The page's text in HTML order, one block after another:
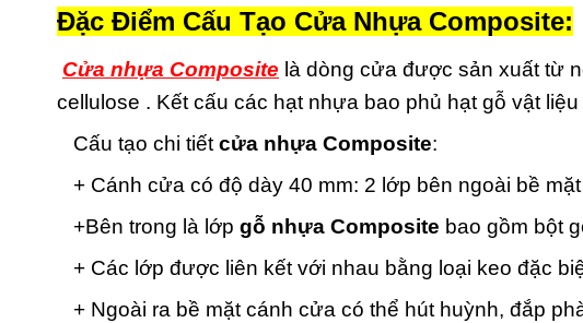
Đặc Điểm Cấu Tạo Cửa Nhựa Composite:
Cửa nhựa Composite là dòng cửa được sản xuất từ
cellulose . Kết cấu các hạt nhựa bao phủ hạt gỗ vật
Cấu tạo chi tiếtcửa nhựa Composite:
+ Cánh cửa có độ dày 40 mm: 2 lớp bên ngoài bề
+Bên trong là lớp gỗ nhựa Composite bao gồm bột
+ Các lớp được liên kết với nhau bằng loại keo đặc
+ Ngoài ra bề mặt cánh cửa có thể hút huỳnh, đắp